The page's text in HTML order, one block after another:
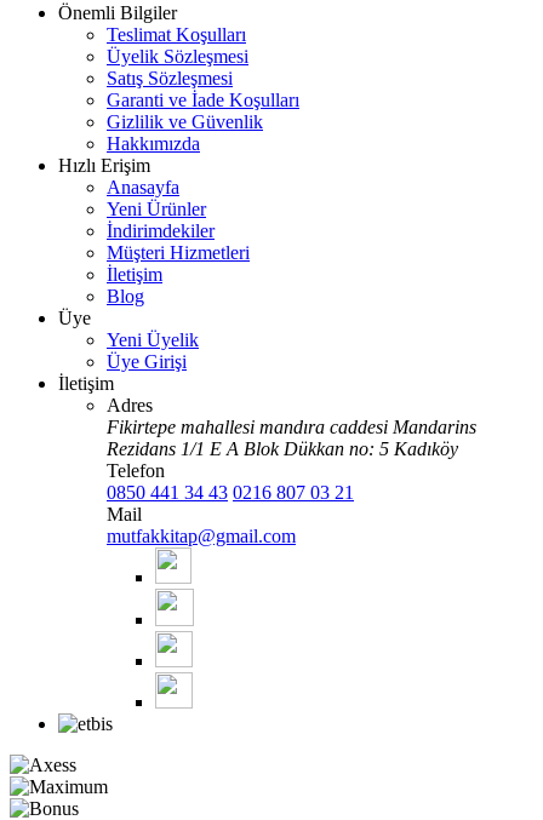
Önemli Bilgiler
Teslimat Koşulları
Üyelik Sözleşmesi
Satış Sözleşmesi
Garanti ve İade Koşulları
Gizlilik ve Güvenlik
Hakkımızda
Hızlı Erişim
Anasayfa
Yeni Ürünler
İndirimdekiler
Müşteri Hizmetleri
İletişim
Blog
Üye
Yeni Üyelik
Üye Girişi
İletişim
Adres
Fikirtepe mahallesi mandıra caddesi Mandarins
Rezidans 1/1 E A Blok Dükkan no: 5 Kadıköy
Telefon
0850 441 34 43 0216 807 03 21
Mail
mutfakkitap@gmail.com